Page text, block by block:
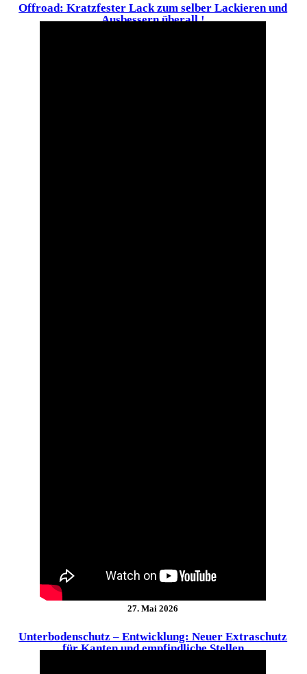
Offroad: Kratzfester Lack zum selber Lackieren und
Ausbessern überall !
27. Mai 2026
Unterbodenschutz – Entwicklung: Neuer Extraschutz
für Kanten und empfindliche Stellen